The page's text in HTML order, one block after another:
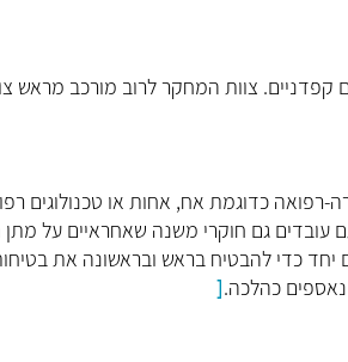
קפדניים. צוות המחקר לרוב מורכב מראש
-רפואה כדוגמת אח, אחות או טכנולוגים
עובדים גם חוקרי משנה שאחראיים על מתן
יחד כדי להבטיח בראש ובראשונה את
כהלכה.
[